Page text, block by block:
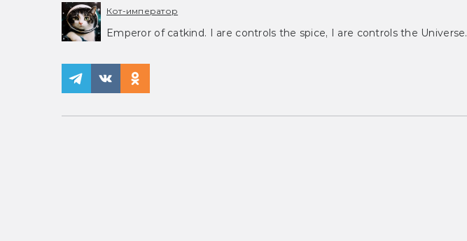
Кот-император
Emperor of catkind. I are controls the spice, I are controls the Universe.